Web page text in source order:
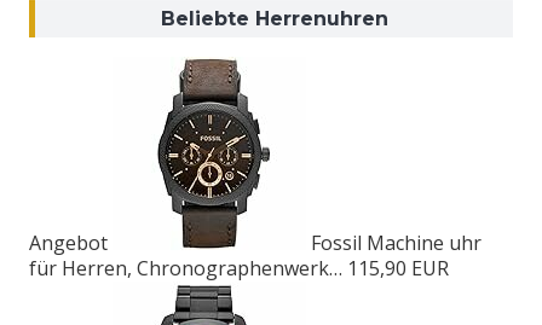
Beliebte Herrenuhren
Angebot
Fossil Machine uhr
für Herren, Chronographenwerk… 115,90 EUR